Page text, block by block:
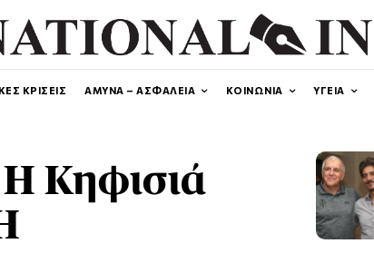
ΚΡΙΣΕΙΣ ΑΜΥΝΑ – ΑΣΦΑΛΕΙΑ ΚΟΙΝΩΝΙΑ ΥΓΕΙΑ
Κηφισιά